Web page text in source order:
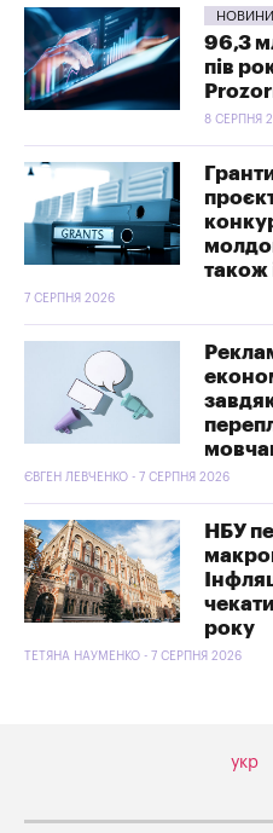
96,3
пів
8 СЕРПНЯ
також
7 СЕРПНЯ 2026
ЄВГЕН ЛЕВЧЕНКО - 7 СЕРПНЯ 2026
НБУ
року
ТЕТЯНА НАУМЕНКО - 7 СЕРПНЯ 2026
укр